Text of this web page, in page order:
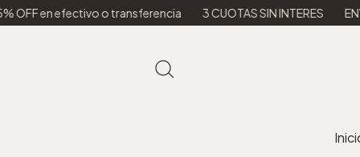
efectivo o transferencia 3 CUOTAS SIN INTERES ENVIOS A